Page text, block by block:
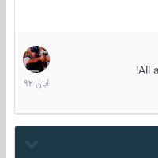
22
آبان
1392